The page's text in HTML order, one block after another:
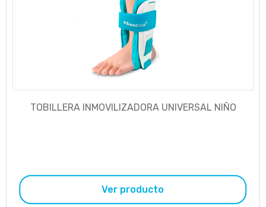
TOBILLERA INMOVILIZADORA UNIVERSAL NIÑO
Ver producto